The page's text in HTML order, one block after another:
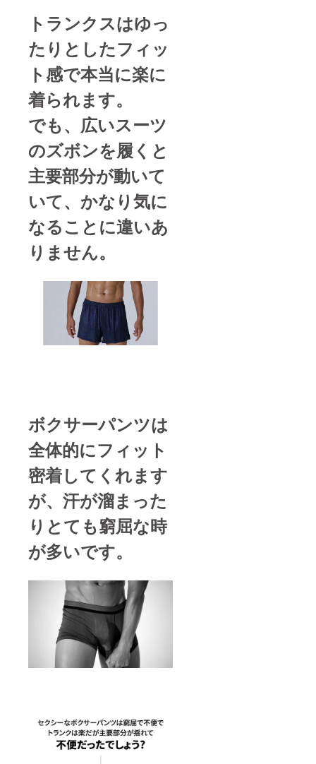
トランクスはゆっ
たりとしたフィッ
ト感で本当に楽に
着られます。
でも、広いスーツ
のズボンを履くと
主要部分が動いて
いて、かなり気に
なることに違いあ
りません。
ボクサーパンツは
全体的にフィット
密着してくれます
が、汗が溜まった
りとても窮屈な時
が多いです。